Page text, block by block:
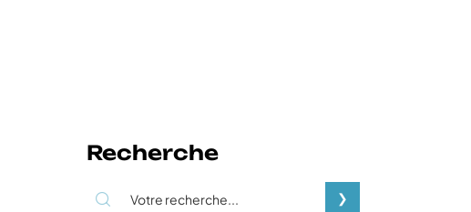
Recherche